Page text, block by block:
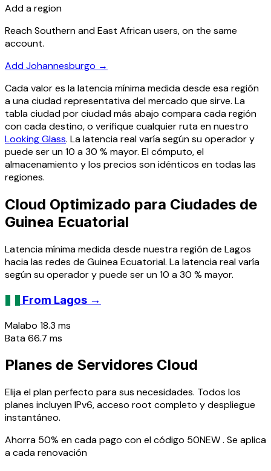
Add a region
Reach Southern and East African users, on the same
account.
Add Johannesburgo →
Cada valor es la latencia mínima medida desde esa región
a una ciudad representativa del mercado que sirve. La
tabla ciudad por ciudad más abajo compara cada región
con cada destino, o verifique cualquier ruta en nuestro
Looking Glass. La latencia real varía según su operador y
puede ser un 10 a 30 % mayor. El cómputo, el
almacenamiento y los precios son idénticos en todas las
regiones.
Cloud Optimizado para Ciudades de
Guinea Ecuatorial
Latencia mínima medida desde nuestra región de Lagos
hacia las redes de Guinea Ecuatorial. La latencia real varía
según su operador y puede ser un 10 a 30 % mayor.
From Lagos →
Malabo 18.3 ms
Bata66.7 ms
Planes de Servidores Cloud
Elija el plan perfecto para sus necesidades. Todos los
planes incluyen IPv6, acceso root completo y despliegue
instantáneo.
Ahorra 50% en cada pago con el código 50NEW. Se aplica
a cada renovación